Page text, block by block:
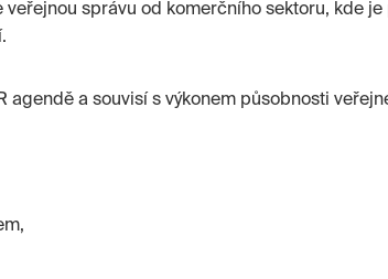
veřejnou správu od komerčního sektoru, kde
agendě a souvisí s výkonem působnosti